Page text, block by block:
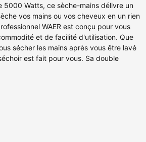
5000 Watts, ce sèche-mains délivre un
vos mains ou vos cheveux en un rien
WAER est conçu pour vous
et de facilité d'utilisation. Que
sécher les mains après vous être lavé
est fait pour vous. Sa double